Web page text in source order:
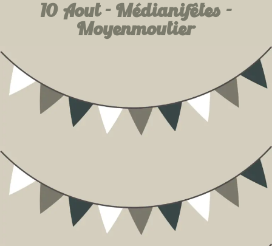
10 Aout - Médianifêtes -
Moyenmoutier